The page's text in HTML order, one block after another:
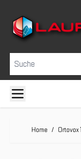
Suche
Home /